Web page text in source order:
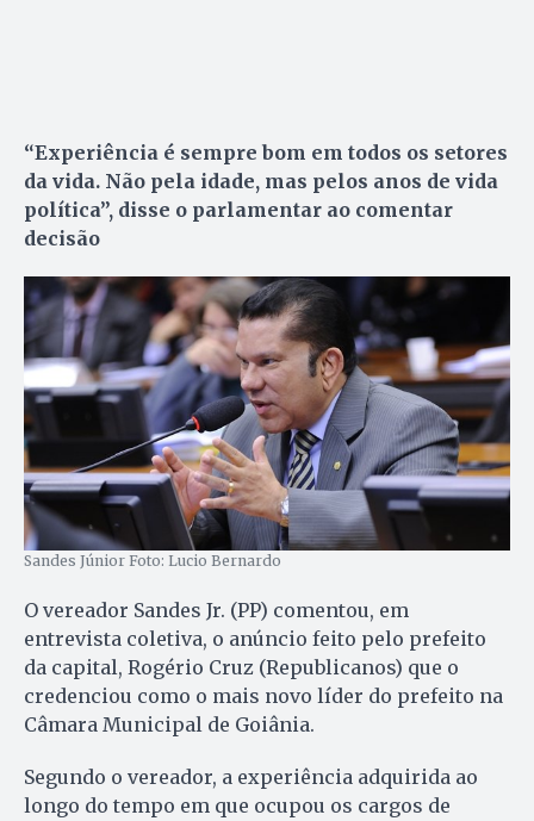
“Experiência é sempre bom em todos os setores
da vida. Não pela idade, mas pelos anos de vida
política”, disse o parlamentar ao comentar
decisão
Sandes Júnior Foto: Lucio Bernardo
O vereador Sandes Jr. (PP) comentou, em
entrevista coletiva, o anúncio feito pelo prefeito
da capital, Rogério Cruz (Republicanos) que o
credenciou como o mais novo líder do prefeito na
Câmara Municipal de Goiânia.
Segundo o vereador, a experiência adquirida ao
longo do tempo em que ocupou os cargos de